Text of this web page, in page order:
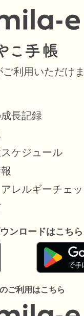
利用いただけ
長記録
ケジュール
レルギーチェ
ンロードはこちら
ご利用はこちら